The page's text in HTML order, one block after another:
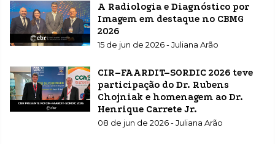
A Radiologia e Diagnóstico por
Imagem em destaque no CBMG
2026
15 de jun de 2026 - Juliana Arão
CIR–FAARDIT–SORDIC 2026 teve
participação do Dr. Rubens
Chojniak e homenagem ao Dr.
Henrique Carrete Jr.
08 de jun de 2026 - Juliana Arão